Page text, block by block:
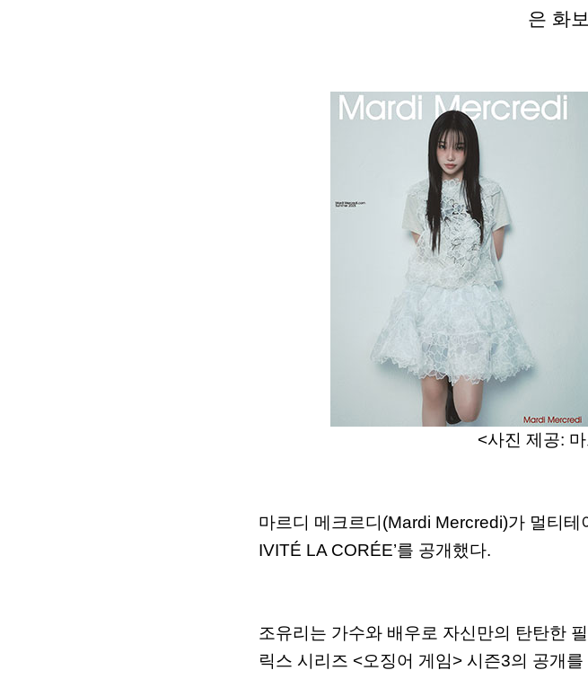
은 화
<사진 제공:
마르디 메크르디(Mardi Mercredi)가 멀티테
IVITÉ LA CORÉE’를 공개했다.
조유리는 가수와 배우로 자신만의 탄탄한
릭스 시리즈 <오징어 게임> 시즌3의 공개를